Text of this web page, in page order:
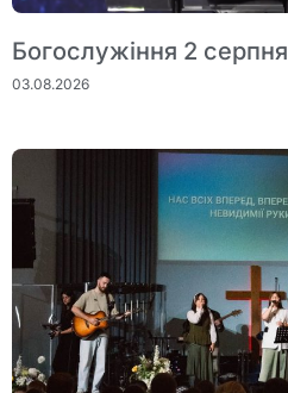
Богослужіння 2 серпня
03.08.2026